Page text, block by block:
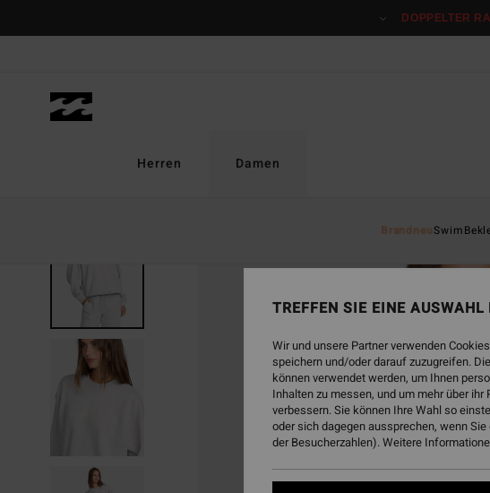
DOPPELTER
Herren Damen
BrandneuSwim
TREFFEN SIE EINE AUSWAHL
Wir und unsere Partner verwenden
speichern und/oder darauf zuzugreifen.
können verwendet werden, um Ihnen
Inhalten zu messen, und um mehr über
verbessern. Sie können Ihre Wahl so
oder sich dagegen aussprechen, wenn
der Besucherzahlen). Weitere